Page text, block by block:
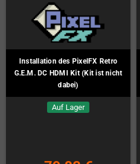
Installation des PixelFX Retro
G.E.M. DC HDMI Kit (Kit ist nicht
dabei)
Auf Lager